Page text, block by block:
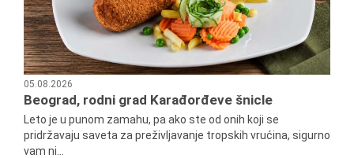
05.08.2026
Beograd, rodni grad Karađorđeve šnicle
Leto je u punom zamahu, pa ako ste od onih koji se
pridržavaju saveta za preživljavanje tropskih vrućina, sigurno
vam ni...